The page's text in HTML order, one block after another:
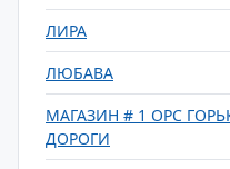
ЛИРА
ЛЮБАВА
МАГАЗИН # 1 ОРС
ДОРОГИ